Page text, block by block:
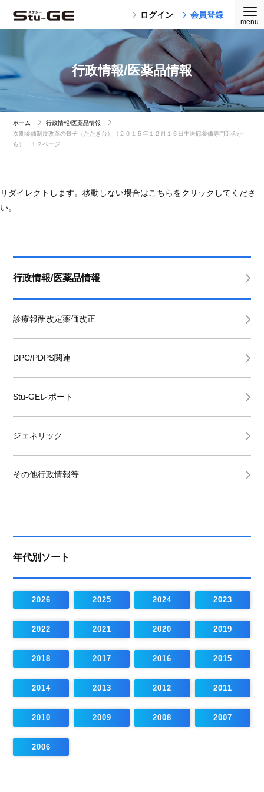
ログイン 会員登録
行政情報/医薬品情報
ホーム
行政情報/医薬品情報
次期薬価制度改革の骨子（たたき台）（２０１５年１２月１６日中医協薬価専門部会か
ら） １２ページ
リダイレクトします。移動しない場合はこちらをクリックしてくださ
い。
行政情報/医薬品情報
診療報酬改定薬価改正
DPC/PDPS関連
Stu-GEレポート
ジェネリック
その他行政情報等
年代別ソート
2026 2025 2024 2023
2022 2021 2020 2019
2018 2017 2016 2015
2014 2013 2012 2011
2010 2009 2008 2007
2006